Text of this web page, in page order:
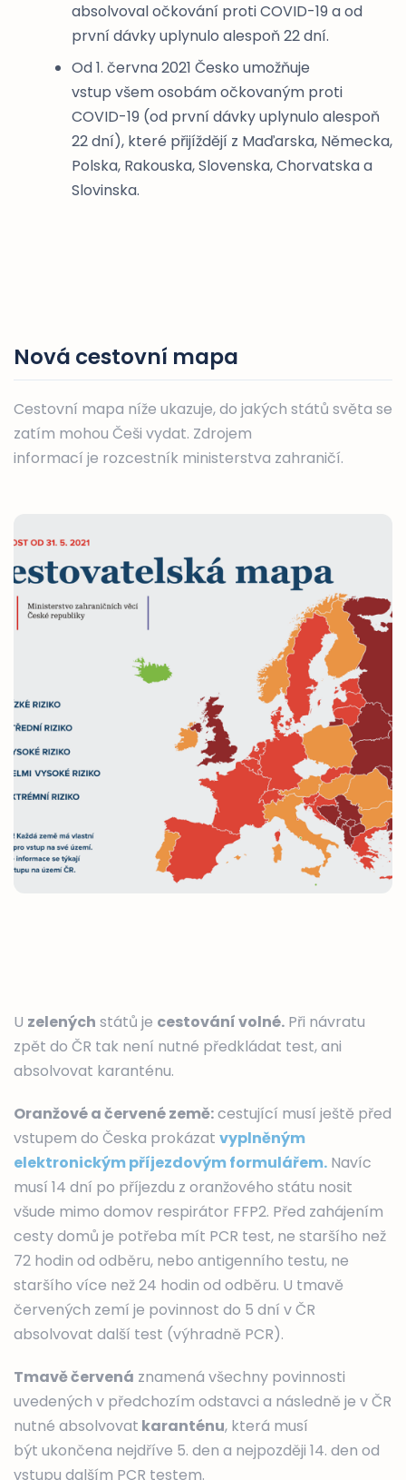
absolvoval očkování proti COVID-19 a od
první dávky uplynulo alespoň 22 dní.
Od 1. června 2021 Česko umožňuje
vstup všem osobám očkovaným proti
COVID-19 (od první dávky uplynulo alespoň
22 dní), které přijíždějí z Maďarska, Německa,
Polska, Rakouska, Slovenska, Chorvatska a
Slovinska.
Nová cestovní mapa
Cestovní mapa níže ukazuje, do jakých států světa se
zatím mohou Češi vydat. Zdrojem
informací je rozcestník ministerstva zahraničí.
U zelených států je cestování volné. Při návratu
zpět do ČR tak není nutné předkládat test, ani
absolvovat karanténu.
Oranžové a červené země:cestující musí ještě před
vstupem do Česka prokázat vyplněným
elektronickým příjezdovým formulářem. Navíc
musí 14 dní po příjezdu z oranžového státu nosit
všude mimo domov respirátor FFP2. Před zahájením
cesty domů je potřeba mít PCR test, ne staršího než
72 hodin od odběru, nebo antigenního testu, ne
staršího více než 24 hodin od odběru. U tmavě
červených zemí je povinnost do 5 dní v ČR
absolvovat další test (výhradně PCR).
Tmavě červená znamená všechny povinnosti
uvedených v předchozím odstavci a následně je v ČR
nutné absolvovat karanténu, která musí
být ukončena nejdříve 5. den a nejpozději 14. den od
vstupu dalším PCR testem.